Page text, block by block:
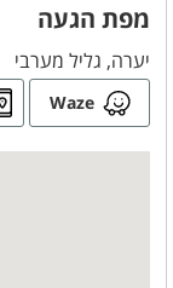
מקרר
קומקום חשמלי
מפת הגעה
יערה, גליל מערבי
Waze